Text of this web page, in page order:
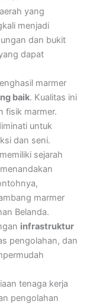
yang
menjadi
dan bukit
dapat
marmer
baik. Kualitas ini
fisik marmer.
untuk
dan seni.
sejarah
marmer
Belanda.
infrastruktur
pengolahan, dan
tenaga kerja
pengolahan